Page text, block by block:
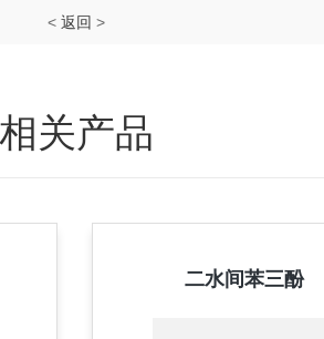
< 返回 >
相关产品
二水间苯三酚